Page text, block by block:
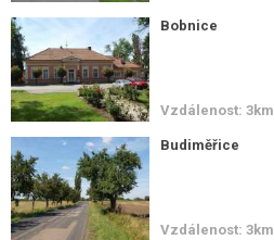
Bobnice
Vzdálenost: 3km
Budiměřice
Vzdálenost: 3km